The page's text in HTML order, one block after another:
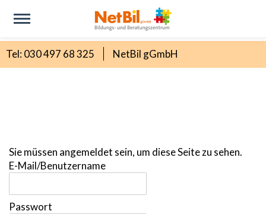
Tel: 030 497 68 325 NetBil gGmbH
Sie müssen angemeldet sein, um diese Seite zu sehen.
E-Mail/Benutzername
Passwort